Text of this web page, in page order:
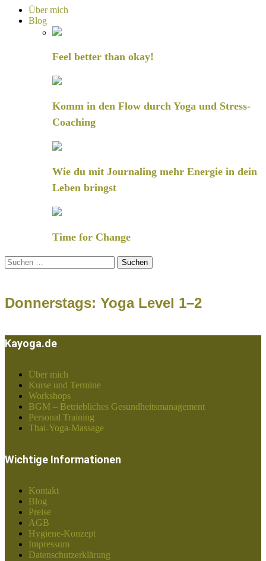
Über mich
Blog
Feel better than okay!
Komm in den Flow durch Yoga und Stress-
Coaching
Wie du mit Journaling mehr Energie in dein
Leben bringst
Time for Change
Suchen
nach:
Donnerstags: Yoga Level 1–2
Kayoga.de
Über mich
Kurse und Termine
Workshops
BGM – Betriebliches Gesundheitsmanagement
Personal Training
Thai-Yoga-Massage
Wichtige Informationen
Kontakt
Blog
Preise
AGB
Hygiene-Konzept
Impressum
Datenschutzerklärung